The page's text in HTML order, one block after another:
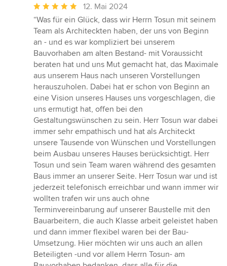
Durchschnittliche
Bewertung:
5
von
5
Sternen
12. Mai 2024
“Was für ein Glück, dass wir Herrn Tosun mit seinem
Team als Architeckten haben, der uns von Beginn
an - und es war kompliziert bei unserem
Bauvorhaben am alten Bestand- mit Voraussicht
beraten hat und uns Mut gemacht hat, das Maximale
aus unserem Haus nach unseren Vorstellungen
herauszuholen. Dabei hat er schon von Beginn an
eine Vision unseres Hauses uns vorgeschlagen, die
uns ermutigt hat, offen bei den
Gestaltungswünschen zu sein. Herr Tosun war dabei
immer sehr empathisch und hat als Architeckt
unsere Tausende von Wünschen und Vorstellungen
beim Ausbau unseres Hauses berücksichtigt. Herr
Tosun und sein Team waren während des gesamten
Baus immer an unserer Seite. Herr Tosun war und ist
jederzeit telefonisch erreichbar und wann immer wir
wollten trafen wir uns auch ohne
Terminvereinbarung auf unserer Baustelle mit den
Bauarbeitern, die auch Klasse arbeit geleistet haben
und dann immer flexibel waren bei der Bau-
Umsetzung. Hier möchten wir uns auch an allen
Beteiligten -und vor allem Herrn Tosun- am